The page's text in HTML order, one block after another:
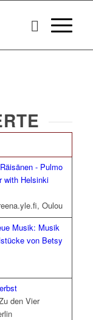
- Pulmo
with Helsinki
Oulou
Musik: Musik
von Betsy
den Vier